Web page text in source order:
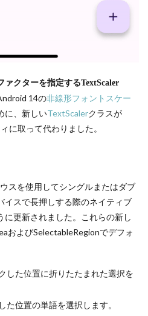
クターを指定するTextScaler
14の非線形フォントスケー
に、新しいTextScalerクラスが
に取って代わりました。
スを使用してシングルまたはダブ
イスで長押しする際のネイティブ
に更新されました。これらの新し
およびSelectableRegionでデフォ
した位置に折りたたまれた選択を
た位置の単語を選択します。